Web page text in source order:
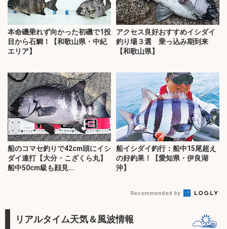
本命磯乗れず向かった初磯で1投
目から石鯛！【和歌山県・中紀
エリア】
アクセス良好おすすめイシダイ
釣り場３選 乗っ込み期到来
【和歌山県】
船のコマセ釣りで42cm頭にイシ
ダイ連打【大分・こざくら丸】
船中50cm級も顔見...
船イシダイ釣行：船中15尾超え
の好釣果！【愛知県・伊良湖
沖】
Recommended by
リアルタイム天気＆風波情報